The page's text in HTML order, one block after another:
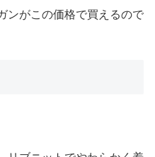
ンがこの価格で買えるので